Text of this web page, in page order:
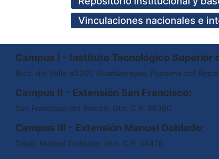
Vinculaciones nacionales e
Campus I - Instituto Tecnológico Superior
Blvd. del Valle #2301, Guardarrayas, Purísima del
Campus II - Extensión San Francisco:
San Francisco del Rincón, Gto. C.P. 36360
Campus III - Extensión Manuel Doblado:
Cdad. Manuel Doblado, Gto. C.P. 36476